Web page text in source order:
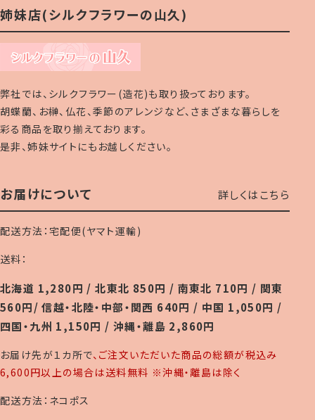
姉妹店(シルクフラワーの山久)
弊社では、シルクフラワー(造花)も取り扱っております。
胡蝶蘭、お榊、仏花、季節のアレンジなど、さまざまな暮らしを
彩る商品を取り揃えております。
是非、姉妹サイトにもお越しください。
お届けについて 詳しくはこちら
配送方法：宅配便(ヤマト運輸)
送料：
北海道 1,280円 / 北東北 850円 / 南東北 710円 / 関東
560円/ 信越・北陸・中部・関西 640円 / 中国 1,050円 /
四国・九州 1,150円 / 沖縄・離島 2,860円
お届け先が１カ所で、ご注文いただいた商品の総額が税込み
6,600円以上の場合は送料無料 ※沖縄・離島は除く
配送方法：ネコポス